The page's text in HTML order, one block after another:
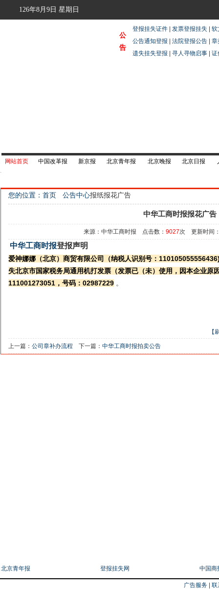
126年8月9日 星期日
公
告
登报挂失证件 发票登报挂失
软
公告通知登报
法院登报公告
章
遗失挂失登报
寻人寻物启事 证
网站首页 中国改革报 新京报 北京青年报 北京晚报 北京日报
您的位置：首页 公告中心报纸报花广告
中华工商时报报花广告
来源：中华工商时报 点击数： 9027次 更新时间
中华工商时报登报声明
爱神娜娜（北京）商贸有限公司（纳税人识别号：
失北京市国家税务局通用机打发票（发票已（未）使用，因本企业原
111001273051 ，号码： 02987229 。
【
上一篇： 公司章补办流程 下一篇： 中华工商时报拍卖公告
北京青年报 登报挂失网 中国商
广告服务
联